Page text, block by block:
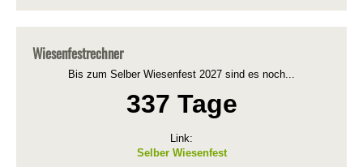
Wiesenfestrechner
Bis zum Selber Wiesenfest 2027 sind es noch...
337 Tage
Link:
Selber Wiesenfest